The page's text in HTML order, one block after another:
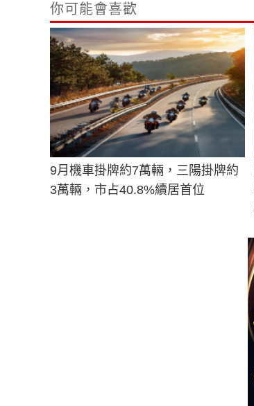
你可能會喜歡
9月機車掛牌約7萬輛，三陽掛牌約
3萬輛，市占40.8%續居首位